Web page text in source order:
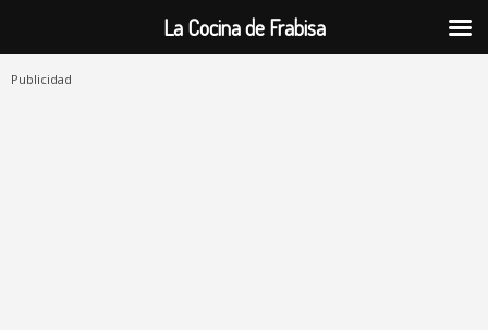
Publicidad
La Cocina de Frabisa